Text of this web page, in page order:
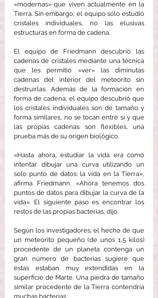
«modernas» que viven actualmente en la
Tierra. Sin embargo, el equipo sólo estudió
cristales individuales, no las elusivas
estructuras en forma de cadena.
El equipo de Friedmann descubrió las
cadenas de cristales mediante una técnica
que les permitió «ver» las diminutas
cadenas del interior del meteorito sin
destruirlas. Además de la formación en
forma de cadena, el equipo descubrió que
los cristales individuales son de tamaño y
forma similares, no se tocan entre sí y que
las propias cadenas son flexibles, una
prueba más de su origen biológico.
«Hasta ahora, estudiar la vida era como
intentar dibujar una curva utilizando un
solo punto de datos: la vida en la Tierra»,
afirma Friedmann. «Ahora tenemos dos
puntos de datos para dibujar la curva de la
vida». El siguiente paso es encontrar los
restos de las propias bacterias, dijo.
Según los investigadores, el hecho de que
un meteorito pequeño (de unos 1,5 kilos)
procedente de un planeta contenga un
gran número de bacterias sugiere que
éstas estaban muy extendidas en la
superficie de Marte. Una piedra de tamaño
similar procedente de la Tierra contendría
muchas bacterias.